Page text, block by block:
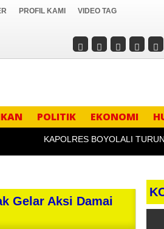
PROFIL KAMI VIDEO TAG
POLITIK EKONOMI
KAPOLRES BOYOLALI TURUN
Gelar Aksi Damai